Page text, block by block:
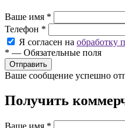
Ваше имя *
Телефон *
Я согласен на обработку
* — Обязательные поля
Ваше сообщение успешно
Получить
Ваше имя *